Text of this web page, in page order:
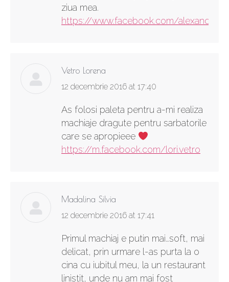
ziua mea.
https://www.facebook.com/
Vetro Lorena
says:
12 decembrie 2016 at 17:40
As folosi paleta pentru a-mi realiza
machiaje dragute pentru sarbatorile
care se apropieee
https://m.facebook.com/lori.vetro
Madalina Silvia
says:
12 decembrie 2016 at 17:41
Primul machiaj e putin mai…soft, mai
delicat, prin urmare l-as purta la o
cina cu iubitul meu, la un restaurant
linistit, unde nu am mai fost